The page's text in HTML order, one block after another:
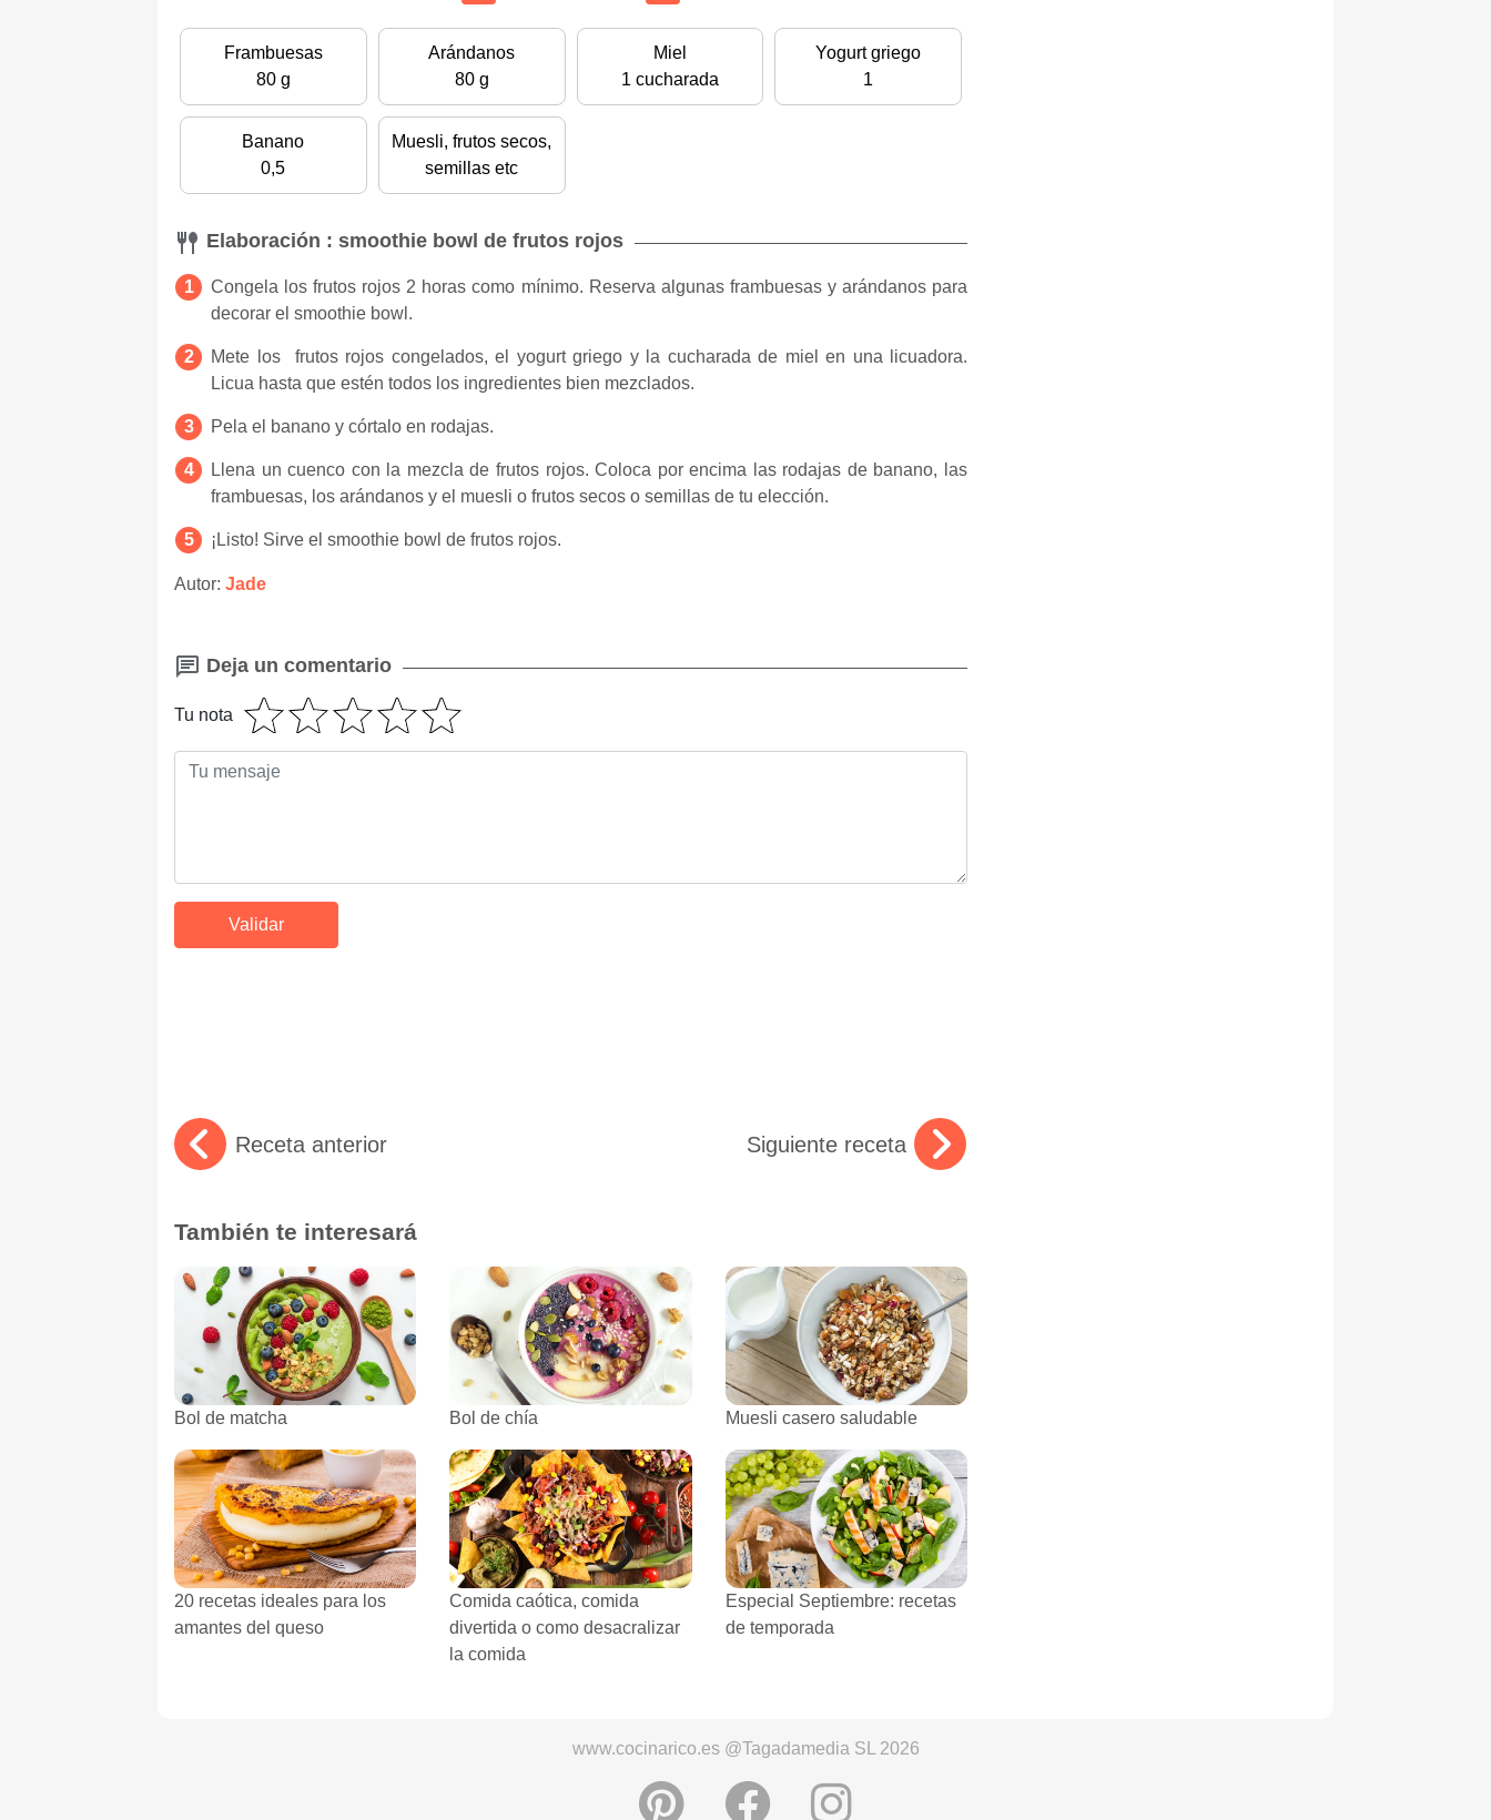
Frambuesas
80 g
Arándanos
80 g
Miel
1 cucharada
Yogurt griego
1
Banano
0,5
Muesli, frutos secos,
semillas etc
Elaboración : smoothie bowl de frutos rojos
Congela los frutos rojos 2 horas como mínimo. Reserva algunas frambuesas y arándanos para
decorar el smoothie bowl.
Mete los frutos rojos congelados, el yogurt griego y la cucharada de miel en una licuadora.
Licua hasta que estén todos los ingredientes bien mezclados.
Pela el banano y córtalo en rodajas.
Llena un cuenco con la mezcla de frutos rojos. Coloca por encima las rodajas de banano, las
frambuesas, los arándanos y el muesli o frutos secos o semillas de tu elección.
¡Listo! Sirve el smoothie bowl de frutos rojos.
Autor: Jade
Deja un comentario
Tu nota
Receta anterior Siguiente receta
También te interesará
Bol de matcha Bol de chía Muesli casero saludable
20 recetas ideales para los
amantes del queso
Comida caótica, comida
divertida o como desacralizar
la comida
Especial Septiembre: recetas
de temporada
www.cocinarico.es @Tagadamedia SL 2026